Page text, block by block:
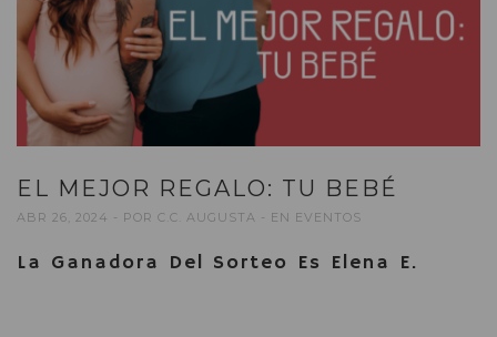
EL MEJOR REGALO: TU BEBÉ
ABR 26, 2024 POR C.C. AUGUSTA EN EVENTOS
La Ganadora Del Sorteo Es Elena E.